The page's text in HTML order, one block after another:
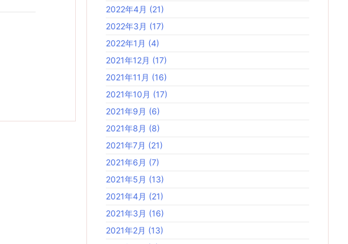
2022年4月 (21)
2022年3月 (17)
2022年1月 (4)
2021年12月 (17)
2021年11月 (16)
2021年10月 (17)
2021年9月 (6)
2021年8月 (8)
2021年7月 (21)
2021年6月 (7)
2021年5月 (13)
2021年4月 (21)
2021年3月 (16)
2021年2月 (13)